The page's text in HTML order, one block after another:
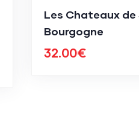
Les Chateaux de
Bourgogne
32.00€